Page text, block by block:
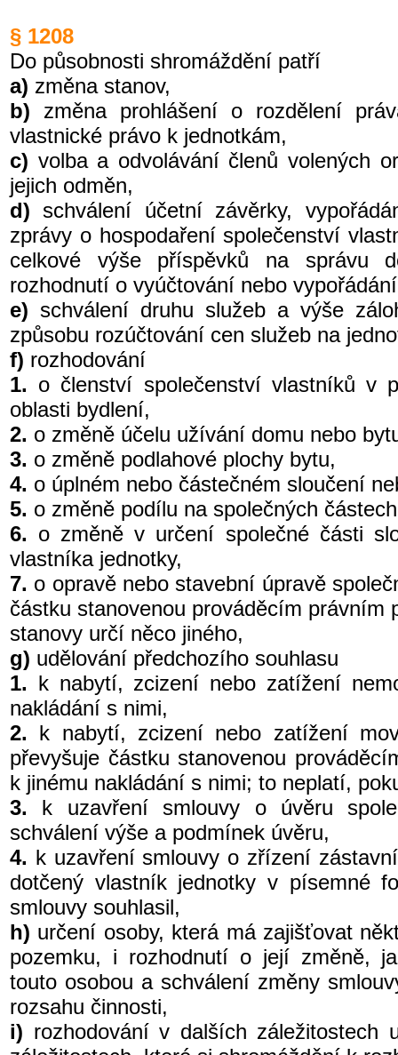
§ 1208
Do působnosti shromáždění patří
a) změna stanov,
b)
změna prohlášení o rozdělení
vlastnické právo k jednotkám,
c) volba a odvolávání členů volených
jejich odměn,
d) schválení účetní závěrky,
zprávy o hospodaření společenství
celkové výše příspěvků na správu
rozhodnutí o vyúčtování nebo
e) schválení druhu služeb a výše
způsobu rozúčtování cen služeb na
f) rozhodování
1. o členství společenství vlastníků v
oblasti bydlení,
2. o změně účelu užívání domu nebo
3. o změně podlahové plochy bytu,
4. o úplném nebo částečném sloučení
5. o změně podílu na společných
6. o změně v určení společné části
vlastníka jednotky,
7. o opravě nebo stavební úpravě
částku stanovenou prováděcím právním
stanovy určí něco jiného,
g) udělování předchozího souhlasu
1. k nabytí, zcizení nebo zatížení
nakládání s nimi,
2. k nabytí, zcizení nebo zatížení
převyšuje částku stanovenou
k jinému nakládání s nimi; to neplatí,
3.
k uzavření smlouvy o úvěru
schválení výše a podmínek úvěru,
4. k uzavření smlouvy o zřízení
dotčený vlastník jednotky v písemné
smlouvy souhlasil,
h) určení osoby, která má zajišťovat
pozemku, i rozhodnutí o její změně,
touto osobou a schválení změny
rozsahu činnosti,
i) rozhodování v dalších záležitostech